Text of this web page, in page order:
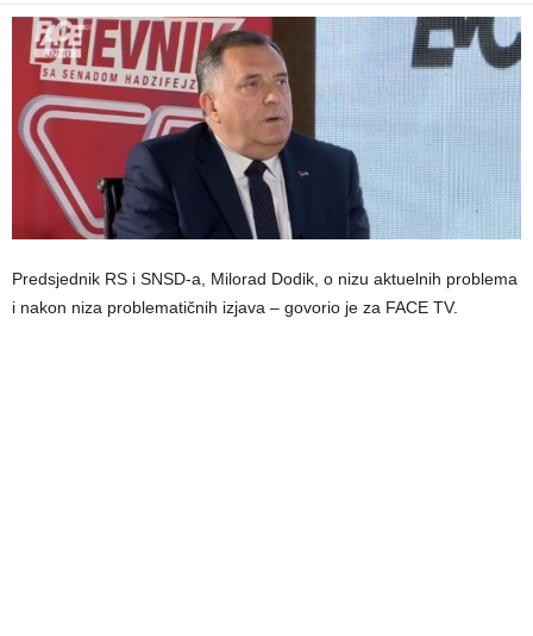
Predsjednik RS i SNSD-a, Milorad Dodik, o nizu aktuelnih problema
i nakon niza problematičnih izjava – govorio je za FACE TV.